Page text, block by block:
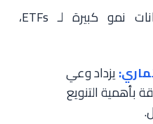
يحمل السوق العربي إمكانات نمو كبيرة لـ ETFs،
يزداد وعي
بأهمية التنويع